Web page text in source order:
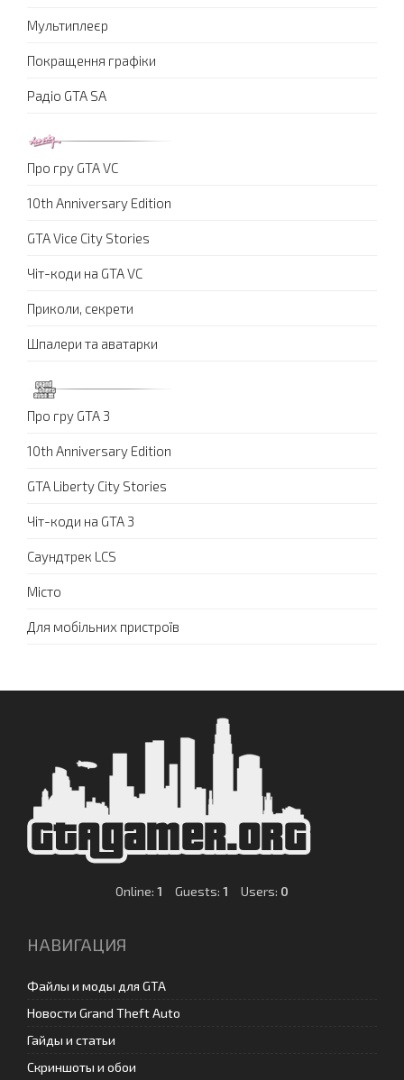
Мультиплеєр
Покращення графіки
Радіо GTA SA
Про гру GTA VC
10th Anniversary Edition
GTA Vice City Stories
Чіт-коди на GTA VC
Приколи, секрети
Шпалери та аватарки
Про гру GTA 3
10th Anniversary Edition
GTA Liberty City Stories
Чіт-коди на GTA 3
Саундтрек LCS
Місто
Для мобільних пристроїв
Online: 1 Guests: 1 Users: 0
НАВИГАЦИЯ
Файлы и моды для GTA
Новости Grand Theft Auto
Гайды и статьи
Скриншоты и обои